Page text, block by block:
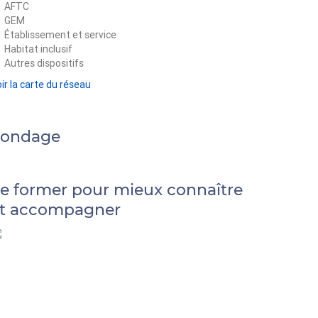
AFTC
GEM
Établissement et service
Habitat inclusif
Autres dispositifs
la carte du réseau
former pour mieux connaître
accompagner